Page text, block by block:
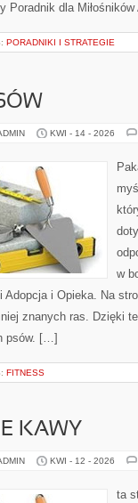
Poradnik dla
PORADNIKI I STRATEGIE
KWI - 14 - 2026
w
Adopcja i Opieka. Na
znanych ras. Dzięki
psów. […]
FITNESS
KAWY
KWI - 12 - 2026
ta